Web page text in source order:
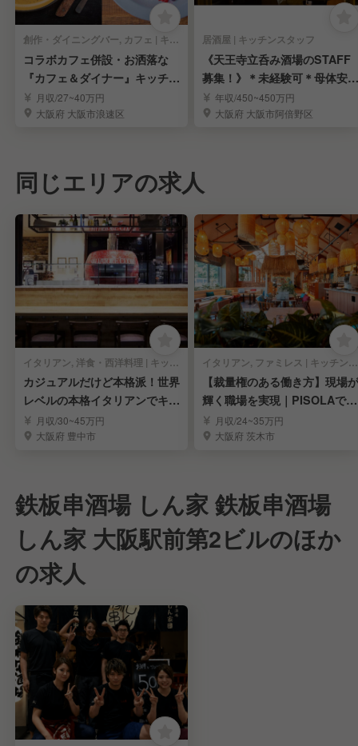
創作・ダイニングバー, カフェ | キッチンスタッフ
コラボカフェ併設・お洒落な
『カフェ＆ダイナー』キッチン
スタッフ／責任者候補
月収/27~40万円
大阪府 大阪市浪速区
居酒屋 | キッチンスタッフ
《天王寺立呑み酒場のSTAFF
募集！》＊未経験可＊母体安定
＊月8〜9日休み
年収/450~450万円
大阪府 大阪市阿倍野区
同じエリアの求人
イタリアン, 洋食・西洋料理 | キッチンスタッフ
カジュアルだけど本格派！世界
レベルの本格イタリアンでキッ
チンスタッフ募集！
月収/30~45万円
大阪府 豊中市
イタリアン, ファミレス | キッチンスタッフ
【裁量権のある働き方】現場が
輝く職場を実現｜PISOLAで料
理長候補募集
月収/24~35万円
大阪府 茨木市
鉄板串酒場 しん家 鉄板串酒場
しん家 大阪駅前第2ビルのほか
の求人